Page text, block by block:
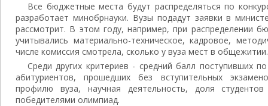
Все бюджетные места будут распределяться по
разработает минобрнауки. Вузы подадут заявки в
рассмотрит. В этом году, например, при распределении
учитывались материально-техническое, кадровое,
числе комиссия смотрела, сколько у вуза мест в общежитии.
Среди других критериев - средний балл поступивших
абитуриентов, прошедших без вступительных
профилю вуза, научная деятельность, доля
победителями олимпиад.